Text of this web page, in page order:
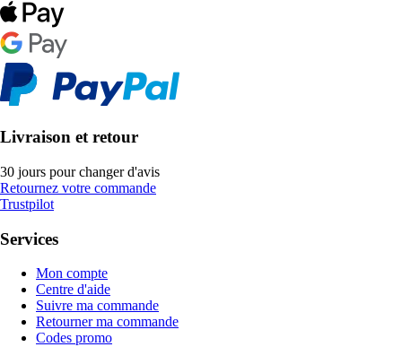
Livraison et retour
30 jours pour changer d'avis
Retournez votre commande
Trustpilot
Services
Mon compte
Centre d'aide
Suivre ma commande
Retourner ma commande
Codes promo